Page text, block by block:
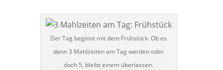
Der Tag beginnt mit dem Frühstück. Ob es
dann 3 Mahlzeiten am Tag werden oder
doch 5, bleibt einem überlassen.